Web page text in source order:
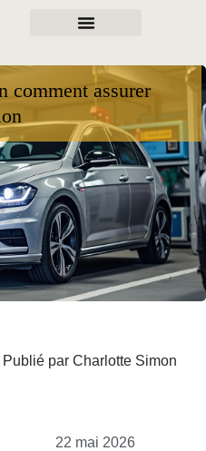
comment assurer
Publié par Charlotte Simon
22 mai 2026